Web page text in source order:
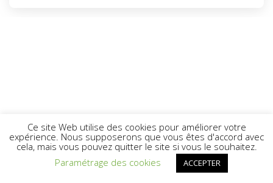
Ce site Web utilise des cookies pour améliorer votre
expérience. Nous supposerons que vous êtes d'accord avec
cela, mais vous pouvez quitter le site si vous le souhaitez.
Paramétrage des cookies
ACCEPTER